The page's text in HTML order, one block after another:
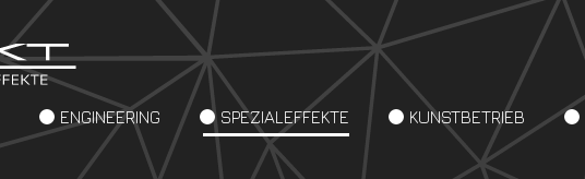
ENGINEERING SPEZIALEFFEKTE KUNSTBETRIEB